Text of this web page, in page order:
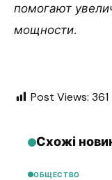
помогают
мощности.
Post Views: 361
Схожі
ОБЩЕСТВО